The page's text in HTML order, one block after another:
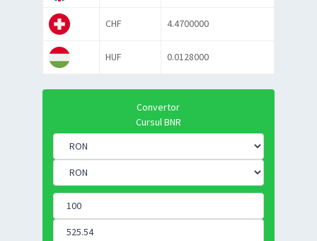
CHF 4.4700000
HUF 0.0128000
Convertor
Cursul BNR